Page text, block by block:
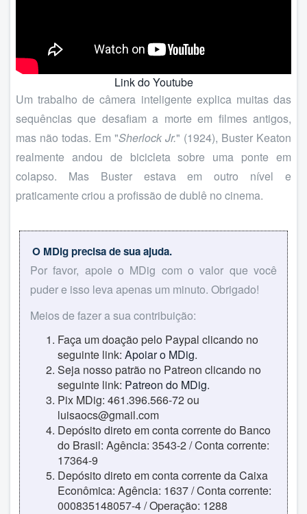
Link do Youtube
Um trabalho de câmera inteligente explica muitas das
sequências que desafiam a morte em filmes antigos,
mas não todas. Em "Sherlock Jr." (1924), Buster Keaton
realmente andou de bicicleta sobre uma ponte em
colapso. Mas Buster estava em outro nível e
praticamente criou a profissão de dublê no cinema.
O MDig precisa de sua ajuda.
Por favor, apoie o MDig com o valor que você
puder e isso leva apenas um minuto. Obrigado!
Meios de fazer a sua contribuição:
Faça um doação pelo Paypal clicando no
seguinte link: Apoiar o MDig.
Seja nosso patrão no Patreon clicando no
seguinte link: Patreon do MDig.
Pix MDig: 461.396.566-72 ou
luisaocs@gmail.com
Depósito direto em conta corrente do Banco
do Brasil: Agência: 3543-2 / Conta corrente:
17364-9
Depósito direto em conta corrente da Caixa
Econômica: Agência: 1637 / Conta corrente:
000835148057-4 / Operação: 1288